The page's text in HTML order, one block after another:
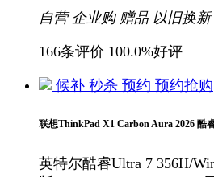
自营 企业购 赠品 以旧换新
166条评价 100.0%好评
候补 秒杀 预约 预约抢购
联想ThinkPad X1 Carbon Aura 2026 酷
英特尔酷睿Ultra 7 356H/